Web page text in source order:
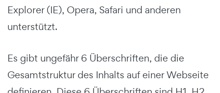
Explorer (IE), Opera, Safari und anderen
unterstützt.
Es gibt ungefähr 6 Überschriften, die die
Gesamtstruktur des Inhalts auf einer Webseite